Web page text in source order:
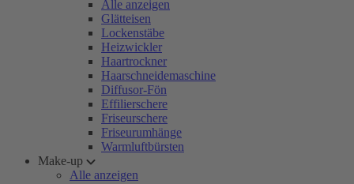
Alle anzeigen
Glätteisen
Lockenstäbe
Heizwickler
Haartrockner
Haarschneidemaschine
Diffusor-Fön
Effilierschere
Friseurschere
Friseurumhänge
Warmluftbürsten
Make-up
Alle anzeigen